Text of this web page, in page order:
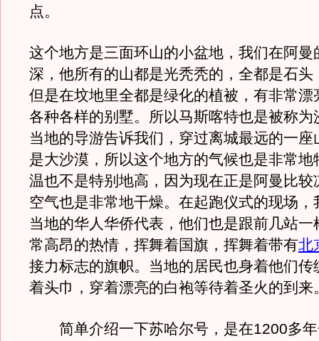
点。
这个地方是三面环山的小盆地，我们在阿曼
深，他所有的山都是光秃秃的，全都是石头
但是在坟地里全都是绿化的植被，有非常漂
各种各样的别墅。所以马斯喀特也是被称为
当地的导游告诉我们，穿过离城最远的一座
是大沙漠，所以这个地方的气候也是非常地
温也不是特别地高，因为现在正是阿曼比较
空气也是非常地干燥。在起跑仪式的现场，
当地的华人华侨代表，他们也是跟前几站一
常高昂的热情，挥舞着国旗，挥舞着带有北
接力标志的旗帜。当地的居民也身着他们传
着头巾，穿着漂亮的白袍等待着圣火的到来
简单介绍一下苏哈尔号，是在1200多年